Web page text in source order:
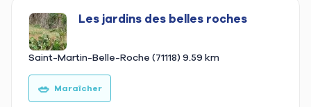
Les jardins des belles roches
Saint-Martin-Belle-Roche (71118) 9.59 km
🥗 Maraîcher